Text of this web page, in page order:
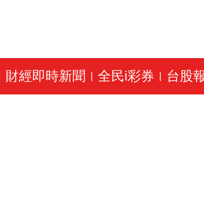
財經即時新聞 全民i彩券 台股